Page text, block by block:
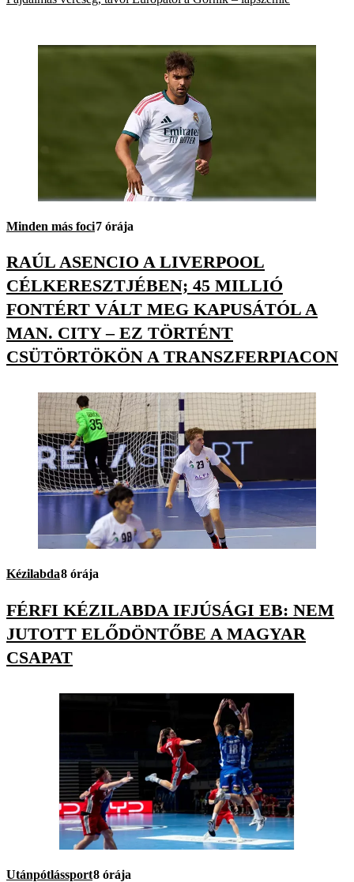
Minden más foci7 órája
RAÚL ASENCIO A LIVERPOOL
CÉLKERESZTJÉBEN; 45 MILLIÓ
FONTÉRT VÁLT MEG KAPUSÁTÓL A
MAN. CITY – EZ TÖRTÉNT
CSÜTÖRTÖKÖN A TRANSZFERPIACON
Kézilabda8 órája
FÉRFI KÉZILABDA IFJÚSÁGI EB: NEM
JUTOTT ELŐDÖNTŐBE A MAGYAR
CSAPAT
Utánpótlássport8 órája